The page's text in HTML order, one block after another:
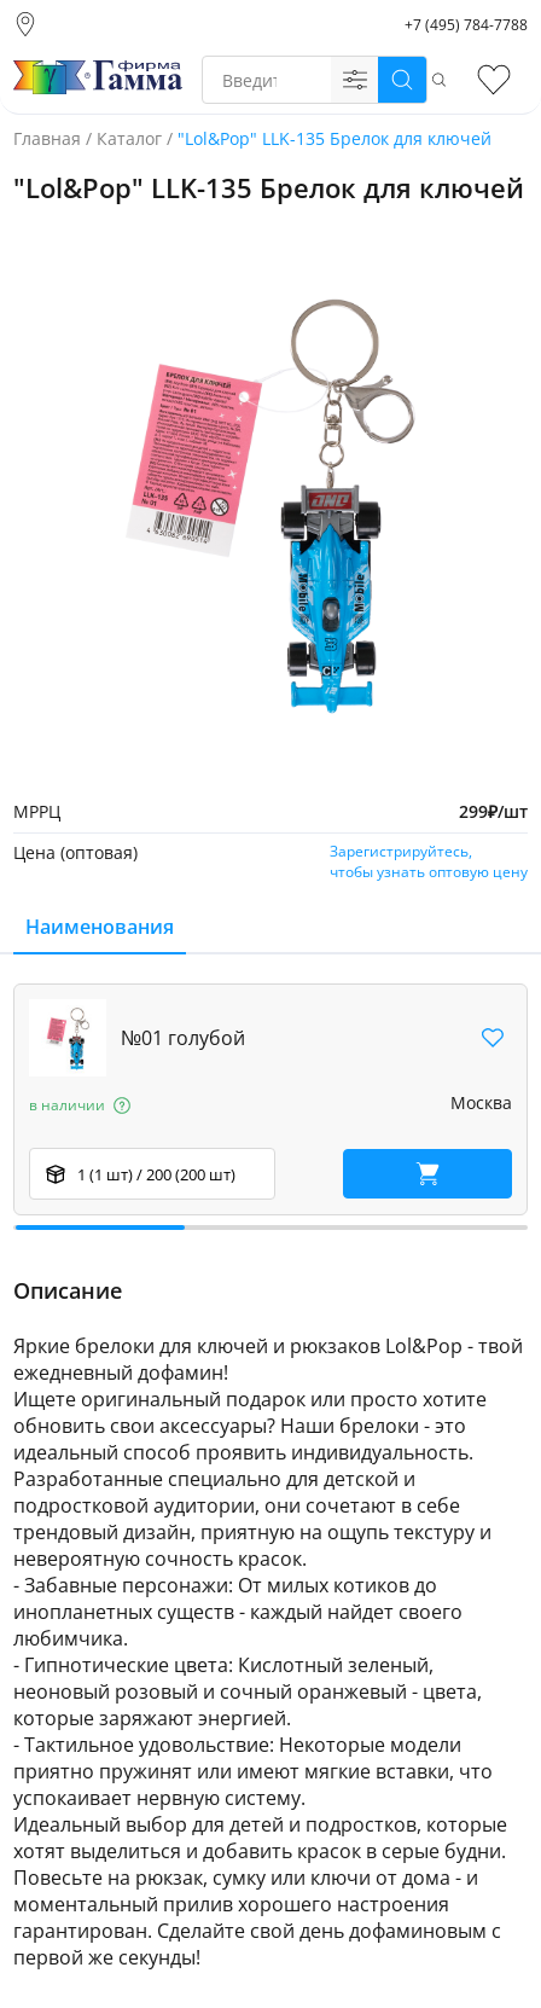
склад)
Санкт-Петербург
Екатеринбург
+7 (495) 784-7788
Поиск
Главная / Каталог / "Lol&Pop" LLK-135 Брелок для ключей
"Lol&Pop" LLK-135 Брелок для ключей
МРРЦ 299₽/шт
Цена (оптовая)
Зарегистрируйтесь,
чтобы узнать оптовую цену
Наименования
№01 голубой
Москва
в наличии
1 (1 шт) / 200 (200 шт) В корзину
Описание
Яркие брелоки для ключей и рюкзаков Lol&Pop - твой
ежедневный дофамин!
Ищете оригинальный подарок или просто хотите
обновить свои аксессуары? Наши брелоки - это
идеальный способ проявить индивидуальность.
Разработанные специально для детской и
подростковой аудитории, они сочетают в себе
трендовый дизайн, приятную на ощупь текстуру и
невероятную сочность красок.
- Забавные персонажи: От милых котиков до
инопланетных существ - каждый найдет своего
любимчика.
- Гипнотические цвета: Кислотный зеленый,
неоновый розовый и сочный оранжевый - цвета,
которые заряжают энергией.
- Тактильное удовольствие: Некоторые модели
приятно пружинят или имеют мягкие вставки, что
успокаивает нервную систему.
Идеальный выбор для детей и подростков, которые
хотят выделиться и добавить красок в серые будни.
Повесьте на рюкзак, сумку или ключи от дома - и
моментальный прилив хорошего настроения
гарантирован. Сделайте свой день дофаминовым с
первой же секунды!